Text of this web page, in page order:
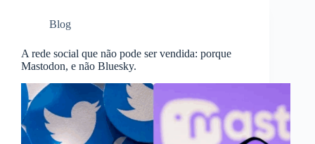
Blog
A rede social que não pode ser vendida: porque
Mastodon, e não Bluesky.